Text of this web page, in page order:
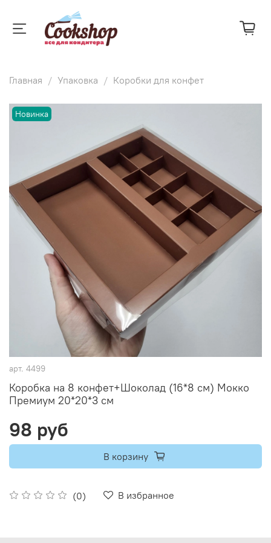
Главная Упаковка Коробки для конфет
Новинка
арт. 4499
Коробка на 8 конфет+Шоколад (16*8 см) Мокко
Премиум 20*20*3 см
(0) В избранное
98 руб
В корзину